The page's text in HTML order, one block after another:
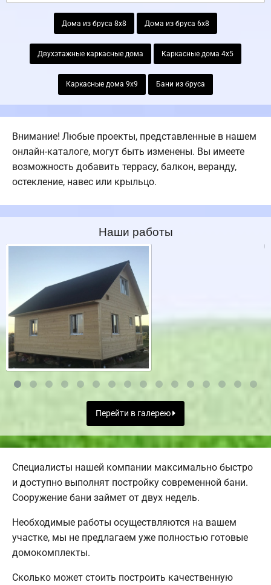
Дома из бруса 8х8 Дома из бруса 6х8
Двухэтажные каркасные дома Каркасные дома 4х5
Каркасные дома 9х9 Бани из бруса
Внимание! Любые проекты, представленные в нашем
онлайн-каталоге, могут быть изменены. Вы имеете
возможность добавить террасу, балкон, веранду,
остекление, навес или крыльцо.
Наши работы
Перейти в галерею
Специалисты нашей компании максимально быстро
и доступно выполнят постройку современной бани.
Сооружение бани займет от двух недель.
Необходимые работы осуществляются на вашем
участке, мы не предлагаем уже полностью готовые
домокомплекты.
Сколько может стоить построить качественную